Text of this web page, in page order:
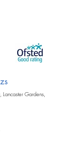
Lancaster Gardens,